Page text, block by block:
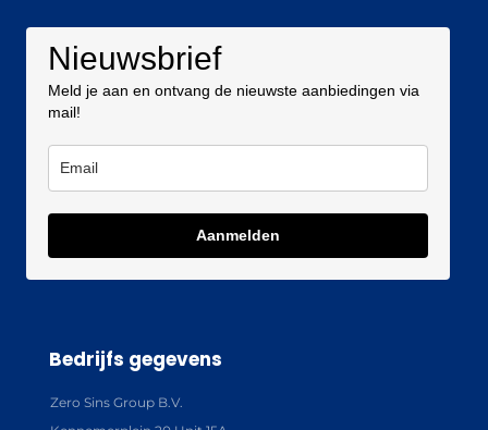
Nieuwsbrief
Meld je aan en ontvang de nieuwste aanbiedingen via
mail!
Aanmelden
Bedrijfs gegevens
Zero Sins Group B.V.